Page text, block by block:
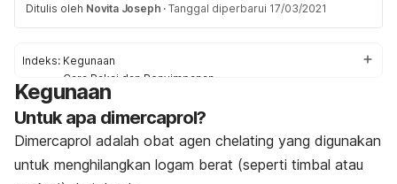
Ditulis oleh Novita Joseph · Tanggal diperbarui 17/03/2021
Indeks: Kegunaan
Cara Pakai dan Penyimpanan
Dosis
Efek Samping
Pencegahan dan Peringatan
Interaksi Obat
Overdosis
Kegunaan
Untuk apa dimercaprol?
Dimercaprol adalah obat agen chelating yang digunakan
untuk menghilangkan logam berat (seperti timbal atau